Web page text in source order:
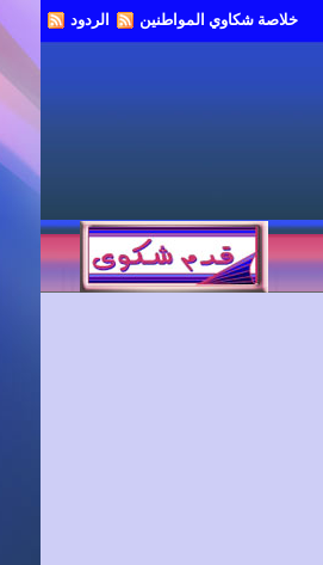
خلاصة شكاوي المواطنين الردود